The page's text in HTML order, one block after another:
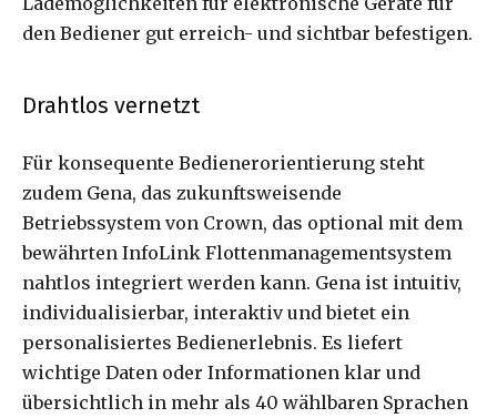
den Bediener gut erreich- und sichtbar befestigen.
Drahtlos vernetzt
Für konsequente Bedienerorientierung steht
zudem Gena, das zukunftsweisende
Betriebssystem von Crown, das optional mit dem
bewährten InfoLink Flottenmanagementsystem
nahtlos integriert werden kann. Gena ist intuitiv,
individualisierbar, interaktiv und bietet ein
personalisiertes Bedienerlebnis. Es liefert
wichtige Daten oder Informationen klar und
übersichtlich in mehr als 40 wählbaren Sprachen